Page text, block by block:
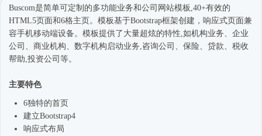
Buscom是简单可定制的多功能业务和公司网站模板,40+有效的
HTML5页面和6格主页。模板基于Bootstrap框架创建， 响应式页面兼
容手机移动端设备。模板提供了大量超炫的特性,如机构业务、企业
公司、商业机构、数字机构启动业务,咨询公司、保险、贷款、税收
帮助,投资公司等。
主要特色
6独特的首页
建立Bootstrap4
响应式布局